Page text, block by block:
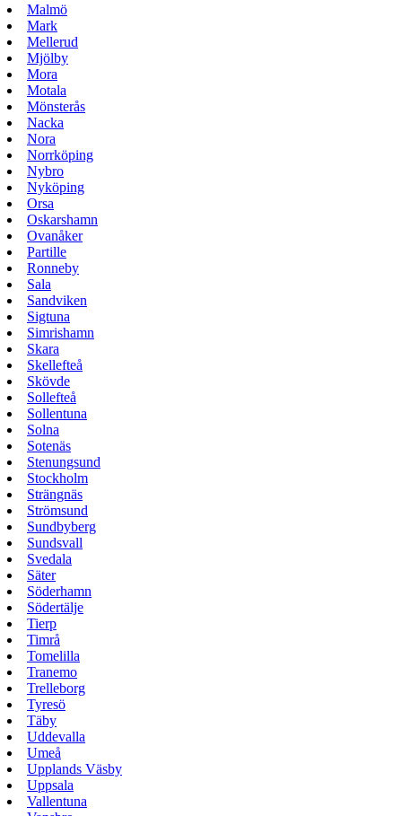
Malmö
Mark
Mellerud
Mjölby
Mora
Motala
Mönsterås
Nacka
Nora
Norrköping
Nybro
Nyköping
Orsa
Oskarshamn
Ovanåker
Partille
Ronneby
Sala
Sandviken
Sigtuna
Simrishamn
Skara
Skellefteå
Skövde
Sollefteå
Sollentuna
Solna
Sotenäs
Stenungsund
Stockholm
Strängnäs
Strömsund
Sundbyberg
Sundsvall
Svedala
Säter
Söderhamn
Södertälje
Tierp
Timrå
Tomelilla
Tranemo
Trelleborg
Tyresö
Täby
Uddevalla
Umeå
Upplands Väsby
Uppsala
Vallentuna